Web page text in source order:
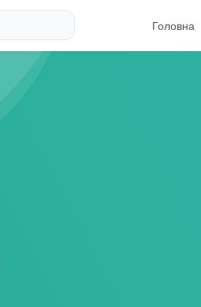
Головна